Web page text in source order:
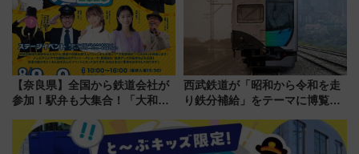
【奈良県】全国から鉄道会社が
参加！駅弁も大集合！「大和鉄
に開催決定
西武鉄道が「昭和から令和を走
り鉄分補給」をテーマに博覧会
14日から 新車両「トキイロ」体
験ブースも アクセスや申込方法